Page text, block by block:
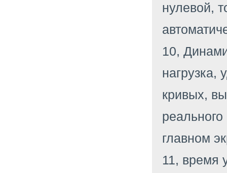
нулевой,
10,
нагрузка,
кривых,
главном
11, время